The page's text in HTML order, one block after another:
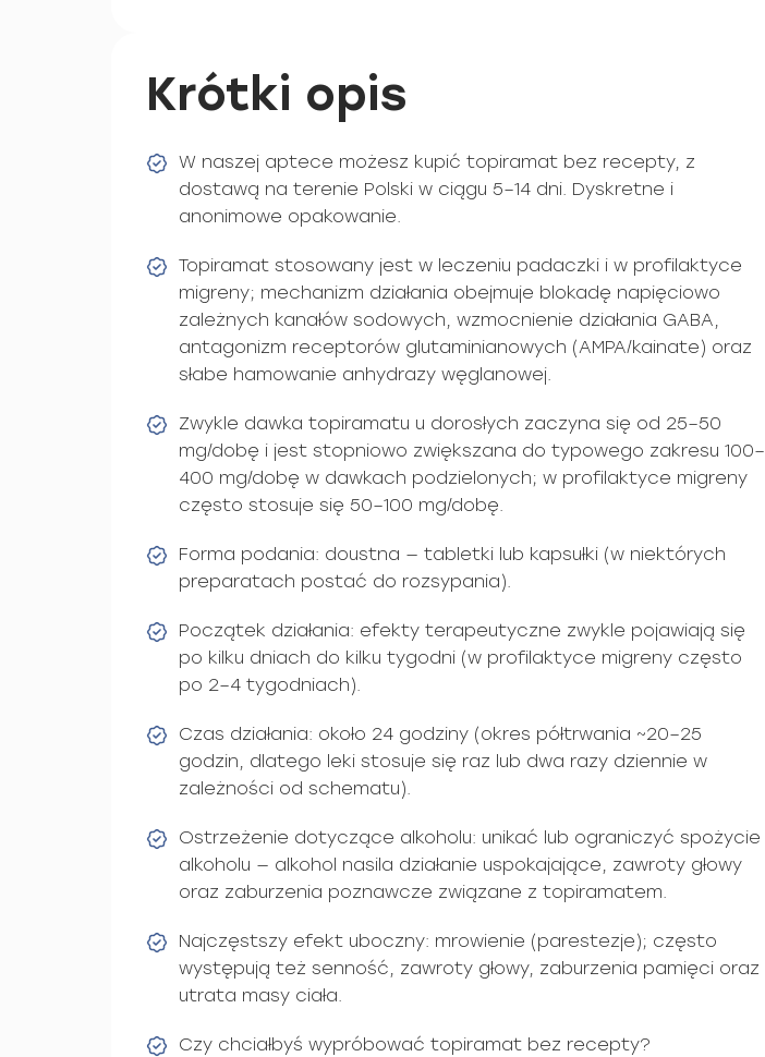
Krótki opis
W naszej aptece możesz kupić topiramat bez recepty, z
dostawą na terenie Polski w ciągu 5–14 dni. Dyskretne i
anonimowe opakowanie.
Topiramat stosowany jest w leczeniu padaczki i w profilaktyce
migreny; mechanizm działania obejmuje blokadę napięciowo
zależnych kanałów sodowych, wzmocnienie działania GABA,
antagonizm receptorów glutaminianowych (AMPA/kainate) oraz
słabe hamowanie anhydrazy węglanowej.
Zwykle dawka topiramatu u dorosłych zaczyna się od 25–50
mg/dobę i jest stopniowo zwiększana do typowego zakresu 100–
400 mg/dobę w dawkach podzielonych; w profilaktyce migreny
często stosuje się 50–100 mg/dobę.
Forma podania: doustna — tabletki lub kapsułki (w niektórych
preparatach postać do rozsypania).
Początek działania: efekty terapeutyczne zwykle pojawiają się
po kilku dniach do kilku tygodni (w profilaktyce migreny często
po 2–4 tygodniach).
Czas działania: około 24 godziny (okres półtrwania ~20–25
godzin, dlatego leki stosuje się raz lub dwa razy dziennie w
zależności od schematu).
Ostrzeżenie dotyczące alkoholu: unikać lub ograniczyć spożycie
alkoholu — alkohol nasila działanie uspokajające, zawroty głowy
oraz zaburzenia poznawcze związane z topiramatem.
Najczęstszy efekt uboczny: mrowienie (parestezje); często
występują też senność, zawroty głowy, zaburzenia pamięci oraz
utrata masy ciała.
Czy chciałbyś wypróbować topiramat bez recepty?